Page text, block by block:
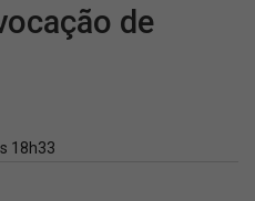
de
18h33